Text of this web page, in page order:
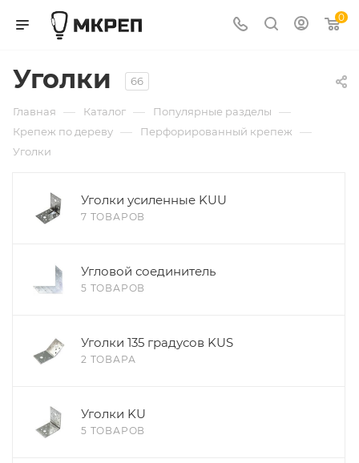
0
Уголки 66
Главная — Каталог — Популярные разделы —
Крепеж по дереву — Перфорированный крепеж —
Уголки
Уголки усиленные KUU
7 ТОВАРОВ
Угловой соединитель
5 ТОВАРОВ
Уголки 135 градусов KUS
2 ТОВАРА
Уголки KU
5 ТОВАРОВ